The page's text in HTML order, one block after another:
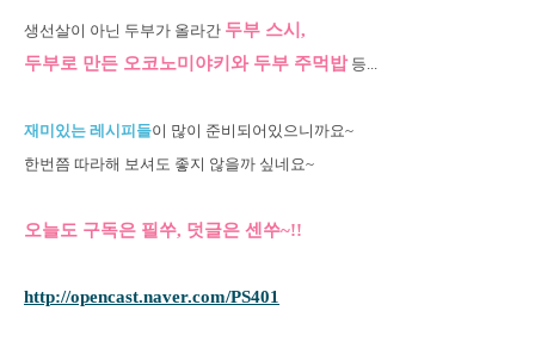
생선살이 아닌 두부가 올라간 두부 스시,
두부로 만든 오코노미야키와 두부 주먹밥등...
재미있는 레시피들이 많이 준비되어있으니까요~
한번쯤 따라해 보셔도 좋지 않을까 싶네요~
오늘도 구독은 필쑤, 덧글은 센쑤~!!
http://opencast.naver.com/PS401